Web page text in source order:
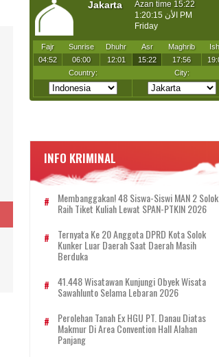
INFO KRIMINAL
Membanggakan! 48 Siswa-Siswi MAN 2 Solok
Raih Tiket Kuliah Lewat SPAN-PTKIN 2026
Ternyata Ke 20 Anggota DPRD Kota Solok
Kunker Luar Daerah Saat Daerah Masih
Berduka
41.448 Wisatawan Kunjungi Obyek Wisata
Sawahlunto Selama Lebaran 2026
Perolehan Tanah Ex HGU PT. Danau Diatas
Makmur Di Area Convention Hall Alahan
Panjang